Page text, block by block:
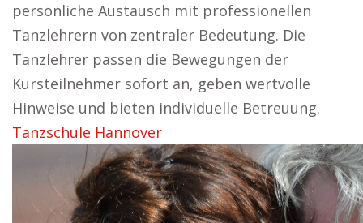
persönliche Austausch mit professionellen
Tanzlehrern von zentraler Bedeutung. Die
Tanzlehrer passen die Bewegungen der
Kursteilnehmer sofort an, geben wertvolle
Hinweise und bieten individuelle Betreuung.
Tanzschule Hannover